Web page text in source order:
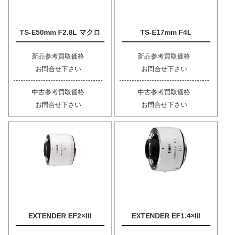
TS-E50mm F2.8L マクロ
新品参考買取価格
お問合せ下さい
中古参考買取価格
お問合せ下さい
TS-E17mm F4L
新品参考買取価格
お問合せ下さい
中古参考買取価格
お問合せ下さい
EXTENDER EF2×III EXTENDER EF1.4×III